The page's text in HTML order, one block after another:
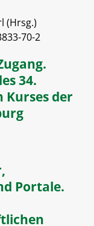
(Hrsg.)
70-2
34.
Kurses der
Portale.